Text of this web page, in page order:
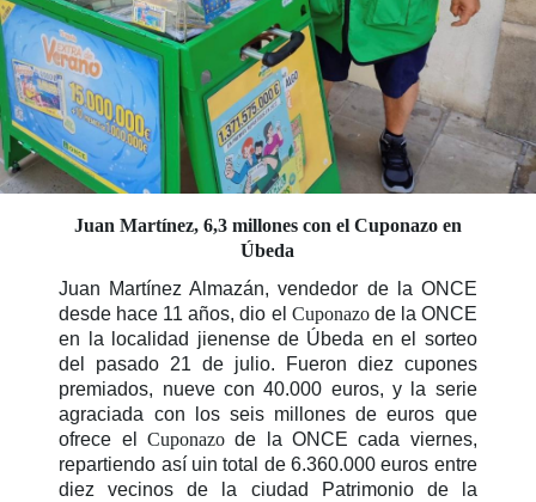
Juan Martínez, 6,3 millones con el Cuponazoen
Úbeda
Juan Martínez Almazán, vendedor de la ONCE
desde hace 11 años, dio el Cuponazo de la ONCE
en la localidad jienense de Úbeda en el sorteo
del pasado 21 de julio. Fueron diez cupones
premiados, nueve con 40.000 euros, y la serie
agraciada con los seis millones de euros que
ofrece el Cuponazo de la ONCE cada viernes,
repartiendo así uin total de 6.360.000 euros entre
diez vecinos de la ciudad Patrimonio de la